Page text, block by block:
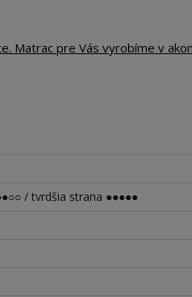
Matrac pre Vás vyrobíme v
/ tvrdšia strana ●●●●●